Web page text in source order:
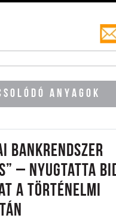
ANYAGOK
bankrendszer
– nyugtatta
a történelmi